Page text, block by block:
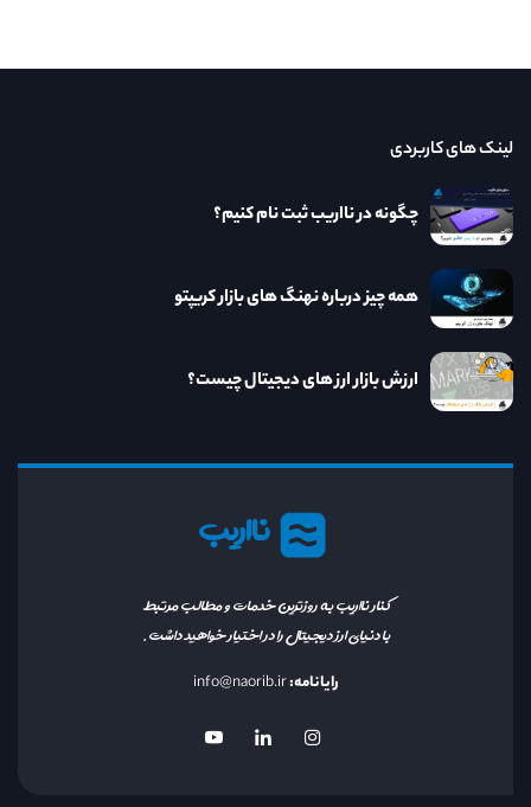
نااریب
کنار نااریب به روزترین خدمات و مطالب مرتبط
با دنیای ارز دیجیتال را در اختیار خواهید داشت.
رایانامه:info@naorib.ir
لینک های کاربردی
چگونه در نااریب ثبت نام کنیم؟
همه چیز درباره نهنگ های بازار کریپتو
ارزش بازار ارز های دیجیتال چیست؟